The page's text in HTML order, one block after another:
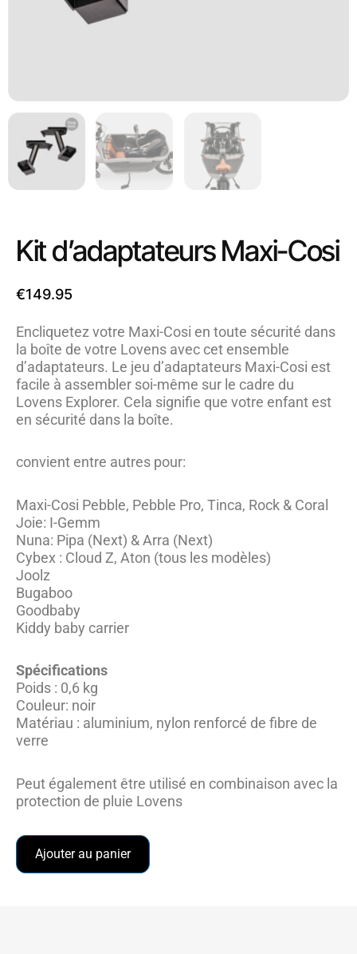
Kit d’adaptateurs Maxi-Cosi
€149.95
Encliquetez votre Maxi-Cosi en toute sécurité dans
la boîte de votre Lovens avec cet ensemble
d’adaptateurs. Le jeu d’adaptateurs Maxi-Cosi est
facile à assembler soi-même sur le cadre du
Lovens Explorer. Cela signifie que votre enfant est
en sécurité dans la boîte.
convient entre autres pour:
Maxi-Cosi Pebble, Pebble Pro, Tinca, Rock & Coral
Joie: I-Gemm
Nuna: Pipa (Next) & Arra (Next)
Cybex : Cloud Z, Aton (tous les modèles)
Joolz
Bugaboo
Goodbaby
Kiddy baby carrier
Spécifications
Poids : 0,6 kg
Couleur: noir
Matériau : aluminium, nylon renforcé de fibre de
verre
Peut également être utilisé en combinaison avec la
protection de pluie Lovens
Ajouter au panier